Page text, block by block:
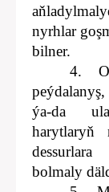
nyrhlar
bilner.
4.
ýa-da
harytlaryň
bolmaly